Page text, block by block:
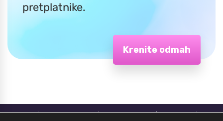
pretplatnike.
Krenite odmah